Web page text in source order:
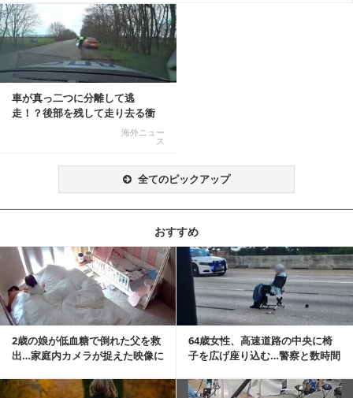
車が真っ二つに分離して逃
走！？後部を残して走り去る衝
海外ニュー
ス
全てのピックアップ
おすすめ
2歳の娘が低血糖で倒れた父を救
出…家庭内カメラが捉えた映像に
64歳女性、高速道路の中央に椅
子を広げ座り込む…警察と数時間
記事を読む
記事を読む